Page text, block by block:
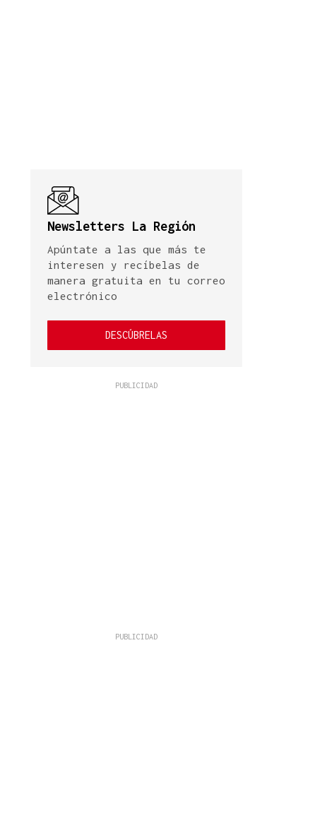
Newsletters La Región
Apúntate a las que más te
interesen y recíbelas de
manera gratuita en tu correo
electrónico
DESCÚBRELAS